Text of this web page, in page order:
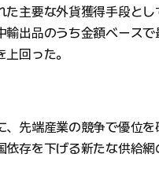
主要な外貨獲得手段とし
出品のうち金額ベースで
回った。
先端産業の競争で優位を
存を下げる新たな供給網